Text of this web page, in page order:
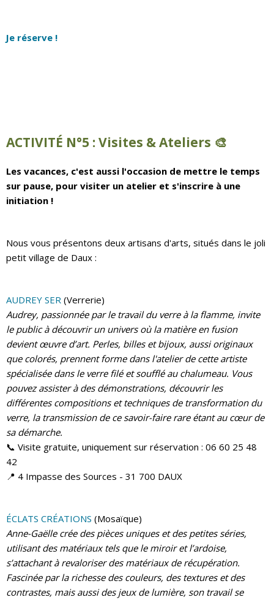
Je réserve !
ACTIVITÉ N°5 :Visites & Ateliers 🎨
Les vacances, c'est aussi l'occasion de mettre le temps
sur pause, pour visiter un atelier et s'inscrire à une
initiation !
Nous vous présentons deux artisans d'arts, situés dans le joli
petit village de Daux :
AUDREY SER (Verrerie)
Audrey, passionnée par le travail du verre à la flamme, invite
le public à découvrir un univers où la matière en fusion
devient œuvre d’art. Perles, billes et bijoux, aussi originaux
que colorés, prennent forme dans l'atelier de cette artiste
spécialisée dans le verre filé et soufflé au chalumeau. Vous
pouvez assister à des démonstrations, découvrir les
différentes compositions et techniques de transformation du
verre, la transmission de ce savoir-faire rare étant au cœur de
sa démarche.
📞 Visite gratuite, uniquement sur réservation : 06 60 25 48
42
📍 4 Impasse des Sources - 31 700 DAUX
ÉCLATS CRÉATIONS (Mosaïque)
Anne-Gaëlle crée des pièces uniques et des petites séries,
utilisant des matériaux tels que le miroir et l’ardoise,
s’attachant à revaloriser des matériaux de récupération.
Fascinée par la richesse des couleurs, des textures et des
contrastes, mais aussi des jeux de lumière, son travail se